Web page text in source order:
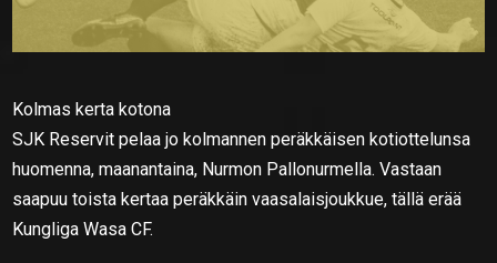
Kolmas kerta kotona
SJK Reservit pelaa jo kolmannen peräkkäisen kotiottelunsa
huomenna, maanantaina, Nurmon Pallonurmella. Vastaan
saapuu toista kertaa peräkkäin vaasalaisjoukkue, tällä erää
Kungliga Wasa CF.